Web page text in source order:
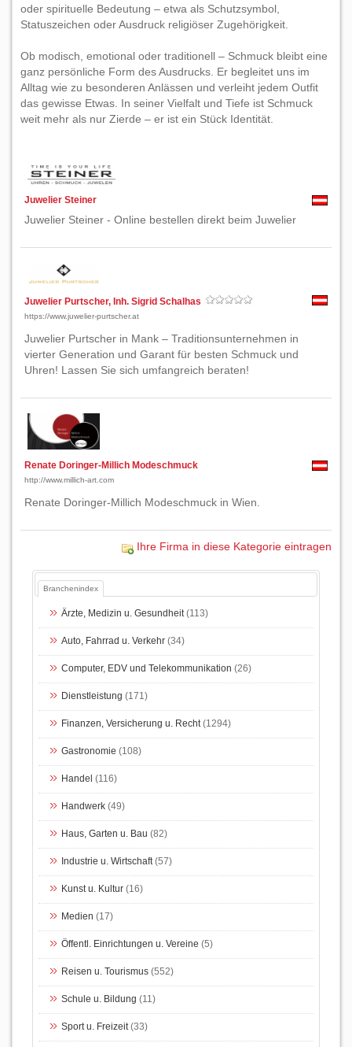
oder spirituelle Bedeutung – etwa als Schutzsymbol,
Statuszeichen oder Ausdruck religiöser Zugehörigkeit.
Ob modisch, emotional oder traditionell – Schmuck bleibt eine
ganz persönliche Form des Ausdrucks. Er begleitet uns im
Alltag wie zu besonderen Anlässen und verleiht jedem Outfit
das gewisse Etwas. In seiner Vielfalt und Tiefe ist Schmuck
weit mehr als nur Zierde – er ist ein Stück Identität.
Juwelier Steiner
Juwelier Steiner - Online bestellen direkt beim Juwelier
Juwelier Purtscher, Inh. Sigrid Schalhas
https://www.juwelier-purtscher.at
Juwelier Purtscher in Mank – Traditionsunternehmen in
vierter Generation und Garant für besten Schmuck und
Uhren! Lassen Sie sich umfangreich beraten!
Renate Doringer-Millich Modeschmuck
http://www.millich-art.com
Renate Doringer-Millich Modeschmuck in Wien.
Ihre Firma in diese Kategorie eintragen
Branchenindex
Ärzte, Medizin u. Gesundheit(113)
Auto, Fahrrad u. Verkehr (34)
Computer, EDV und Telekommunikation (26)
Dienstleistung (171)
Finanzen, Versicherung u. Recht(1294)
Gastronomie (108)
Handel (116)
Handwerk (49)
Haus, Garten u. Bau (82)
Industrie u. Wirtschaft(57)
Kunst u. Kultur (16)
Medien (17)
Öffentl. Einrichtungen u. Vereine (5)
Reisen u. Tourismus (552)
Schule u. Bildung (11)
Sport u. Freizeit(33)